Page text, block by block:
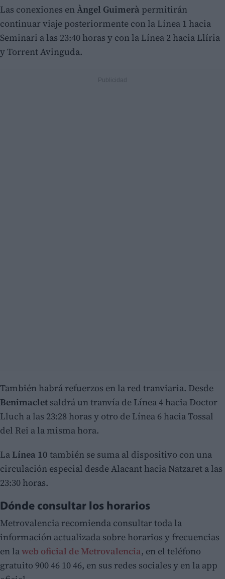
Las conexiones enÀngel Guimerà permitirán
continuar viaje posteriormente con la Línea 1 hacia
Seminari a las 23:40 horas y con la Línea 2 hacia Llíria
y Torrent Avinguda.
También habrá refuerzos en la red tranviaria. Desde
Benimaclet saldrá un tranvía de Línea 4 hacia Doctor
Lluch a las 23:28 horas y otro de Línea 6 hacia Tossal
del Rei a la misma hora.
La Línea 10 también se suma al dispositivo con una
circulación especial desde Alacant hacia Natzaret a las
23:30 horas.
Dónde consultar los horarios
Metrovalencia recomienda consultar toda la
información actualizada sobre horarios y frecuencias
en laweb oficial de Metrovalencia, en el teléfono
gratuito 900 46 10 46, en sus redes sociales y en la app